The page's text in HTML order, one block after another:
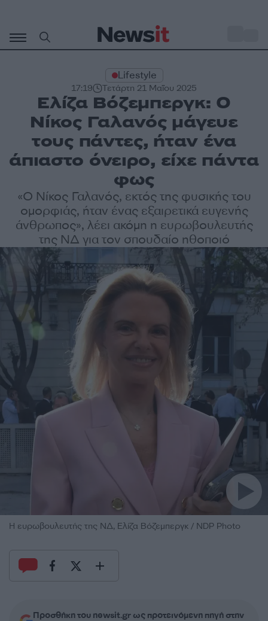
περιεχόμενο
Lifestyle
17:19 Τετάρτη 21 Μαΐου 2025
Ελίζα Βόζεμπεργκ: Ο
Νίκος Γαλανός μάγευε
τους πάντες, ήταν ένα
άπιαστο όνειρο, είχε πάντα
φως
«Ο Νίκος Γαλανός, εκτός της φυσικής του
ομορφιάς, ήταν ένας εξαιρετικά ευγενής
άνθρωπος», λέει ακόμη η ευρωβουλευτής
της ΝΔ για τον σπουδαίο ηθοποιό
Η ευρωβουλευτής της ΝΔ, Ελίζα Βόζεμπεργκ / NDP Photo
Προσθήκη του newsit.gr ως προτεινόμενη πηγή στην